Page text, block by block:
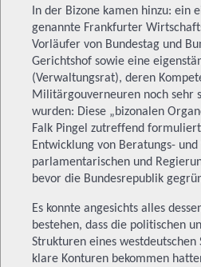
In der Bizone kamen hinzu: ein
genannte Frankfurter
Vorläufer von Bundestag und
Gerichtshof sowie eine
(Verwaltungsrat), deren
Militärgouverneuren noch sehr
wurden: Diese „bizonalen
Falk Pingel zutreffend
Entwicklung von Beratungs-
parlamentarischen und
bevor die Bundesrepublik
Es konnte angesichts alles
bestehen, dass die politischen
Strukturen eines westdeutschen
klare Konturen bekommen